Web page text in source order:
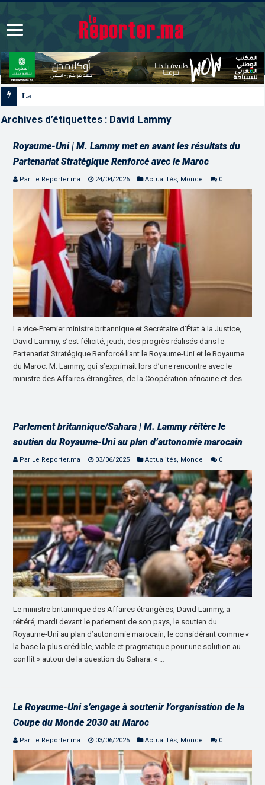
La voie express Tiznit-Dakhla “Donald J. Trump Highway”, une p
Archives d’étiquettes : David Lammy
Royaume-Uni | M. Lammy met en avant les résultats du
Partenariat Stratégique Renforcé avec le Maroc
Par Le Reporter.ma 24/04/2026 Actualités, Monde 0
Le vice-Premier ministre britannique et Secrétaire d’État à la Justice,
David Lammy, s’est félicité, jeudi, des progrès réalisés dans le
Partenariat Stratégique Renforcé liant le Royaume-Uni et le Royaume
du Maroc. M. Lammy, qui s’exprimait lors d’une rencontre avec le
ministre des Affaires étrangères, de la Coopération africaine et des …
Parlement britannique/Sahara | M. Lammy réitère le
soutien du Royaume-Uni au plan d’autonomie marocain
Par Le Reporter.ma 03/06/2025 Actualités, Monde 0
Le ministre britannique des Affaires étrangères, David Lammy, a
réitéré, mardi devant le parlement de son pays, le soutien du
Royaume-Uni au plan d’autonomie marocain, le considérant comme «
la base la plus crédible, viable et pragmatique pour une solution au
conflit » autour de la question du Sahara. « …
Le Royaume-Uni s’engage à soutenir l’organisation de la
Coupe du Monde 2030 au Maroc
Par Le Reporter.ma 03/06/2025 Actualités Monde 0